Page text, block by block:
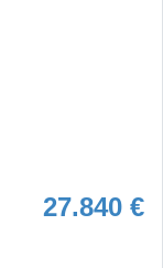
27.840 €